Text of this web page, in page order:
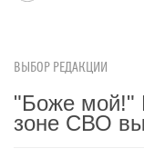
ВЫБОР РЕДАКЦИИ
"Боже мой!"
зоне СВО